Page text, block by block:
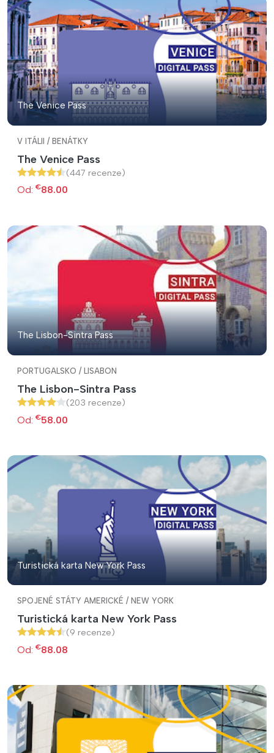
The Venice Pass
V ITÁLII / BENÁTKY
The Venice Pass
(447 recenze)
Od: €88.00
The Lisbon-Sintra Pass
PORTUGALSKO / LISABON
The Lisbon-Sintra Pass
(203 recenze)
Od: €58.00
Turistická karta New York Pass
SPOJENÉ STÁTY AMERICKÉ / NEW YORK
Turistická karta New York Pass
(9 recenze)
Od: €88.08